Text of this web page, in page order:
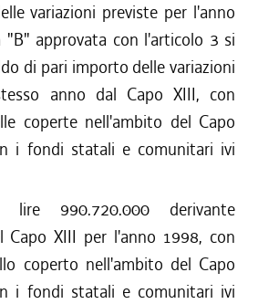
variazioni previste per l'anno
"B" approvata con l'articolo 3 si
di pari importo delle variazioni
anno dal Capo XIII, con
coperte nell'ambito del Capo
i fondi statali e comunitari ivi
990.720.000 derivante
Capo XIII per l'anno 1998, con
coperto nell'ambito del Capo
i fondi statali e comunitari ivi